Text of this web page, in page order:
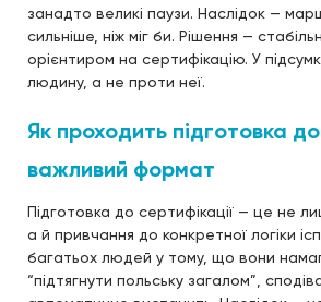
занадто великі паузи. Наслідок —
сильніше, ніж міг би. Рішення —
орієнтиром на сертифікацію. У
людину, а не проти неї.
Як проходить підготовка до
важливий формат
Підготовка до сертифікації — це не
а й привчання до конкретної логіки
багатьох людей у тому, що вони
“підтягнути польську загалом”,